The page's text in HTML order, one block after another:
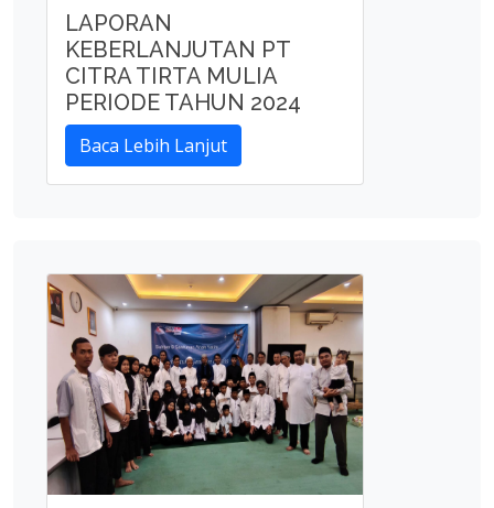
LAPORAN
KEBERLANJUTAN PT
CITRA TIRTA MULIA
PERIODE TAHUN 2024
Baca Lebih Lanjut